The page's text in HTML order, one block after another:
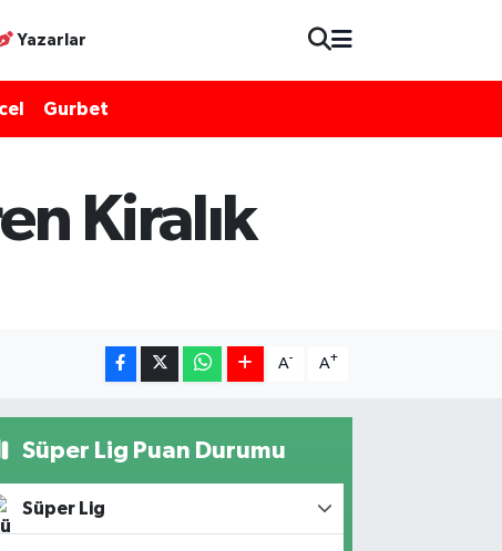
Yazarlar
Gurbet
Kiralık
A- A+
Süper Lig Puan Durumu
Süper Lig